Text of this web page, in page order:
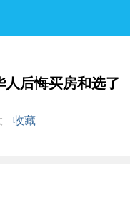
发表
后悔买房和选了
收藏